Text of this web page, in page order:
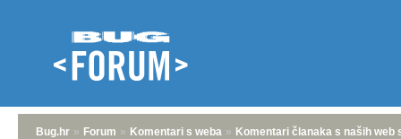
Bug.hr » Forum » Komentari s weba » Komentari članaka s naših web